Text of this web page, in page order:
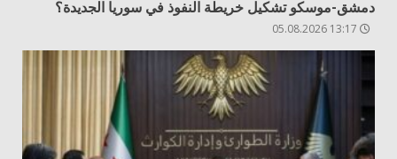
دمشق-موسكو تشكيل خريطة النفوذ في سوريا الجديدة؟